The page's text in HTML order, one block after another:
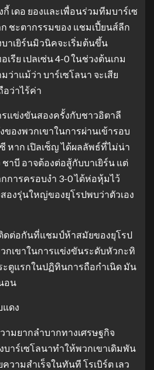
กี้ เดอ ยองและเพื่อนร่วมทีมบาร์เซ
ชะตากรรมของ แชมเปี้ยนส์ลีก
าเยิร์นมิวนิคจะเริ่มต้นขึ้น
รีย เปลเซ่น 4-0 ในช่วงต้นเกม
าแม้ว่า บาร์เซโลนา จะเสีย
อว่าไร้ค่า
แข่งขันสองครั้งกับชาวอิตาลี
องพวกเขาในการผ่านเข้ารอบ
หาก เปิลเซ็ญ ได้ผลลัพธ์ที่ไม่น่า
ชาบี อาจต้องต่อสู้กับบาเยิร์น แต่
การครอบงำ 3-0 ได้ห่อหุ้มไว้
งรุ่นใหญ่ของยุโรปพบว่าตัวเอง
ดต่อกันที่แชมป์ห้าสมัยของยุโรป
เขาในการแข่งขันระดับหัวกะทิ
ตูแรกในปฏิทินการถือกำเนิด มัน
อน
ามยากลำบากทางเศรษฐกิจ
าร์เซโลนาทำให้พวกเขาเดิมพัน
วามสำเร็จในทันที โรเบิร์ต เลว